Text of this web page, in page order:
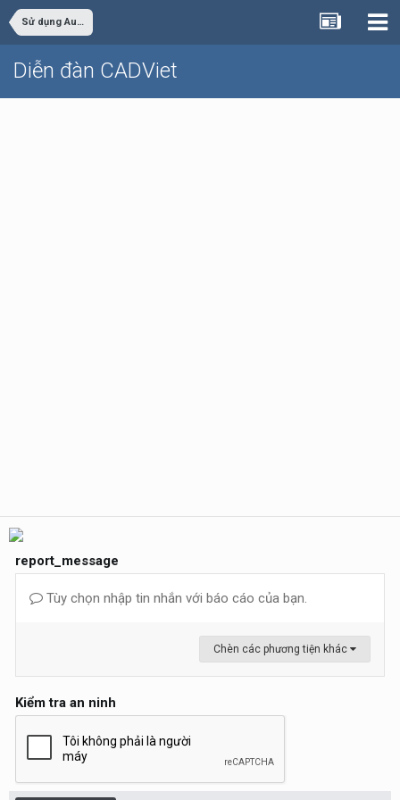
Sử dụng AutoCAD
Diễn đàn CADViet
report_message
Tùy chọn nhập tin nhắn với báo cáo của bạn.
Chèn các phương tiện khác
Kiểm tra an ninh